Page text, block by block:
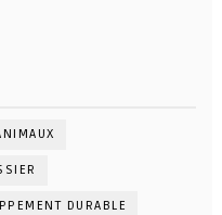
DURABLE